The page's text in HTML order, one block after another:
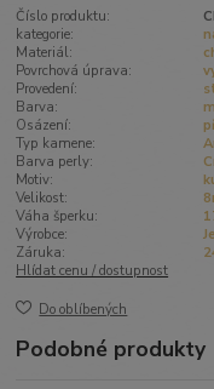
Číslo produktu:
kategorie:
Materiál:
Povrchová úprava:
Provedení:
Barva:
Osázení:
Typ kamene:
Barva perly:
Motiv:
Velikost:
Váha šperku:
Výrobce:
Záruka:
Hlídat cenu / dostupnost
Do oblíbených
Podobné produkty